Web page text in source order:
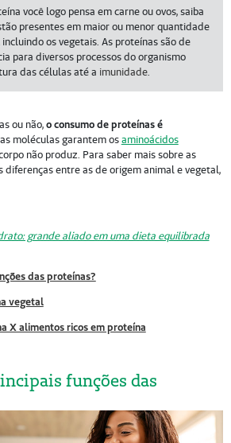
você logo pensa em carne ou ovos, saiba
presentes em maior ou menor quantidade
os vegetais. As proteínas são de
para diversos processos do organismo
das células até a imunidade.
ou não,o consumo de proteínas é
moléculas garantem osaminoácidos
não produz. Para saber mais sobre as
diferenças entre as de origem animal e vegetal,
grande aliado em uma dieta equilibrada
das proteínas?
vegetal
X alimentos ricos em proteína
funções das